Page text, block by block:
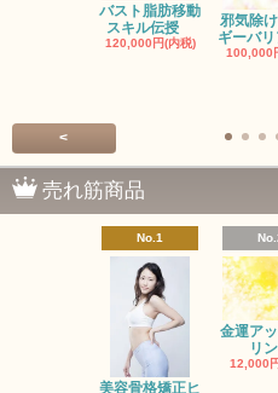
バスト脂肪移動
スキル伝授
120,000円(内税)
邪気除
ギーバ
100,000
<
売れ筋商品
No.1
美容骨格矯正ヒ
金運ア
リ
12,000